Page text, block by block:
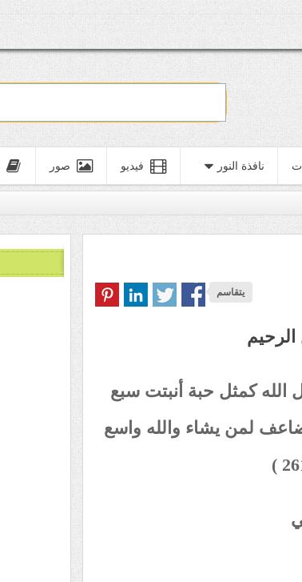
نافذة النور فيديو صور
يتقاسم
الله كمثل حبة أنبتت سبع
لمن يشاء والله واسع